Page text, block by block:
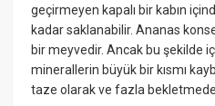
geçirmeyen kapalı bir kabın
kadar saklanabilir. Ananas
bir meyvedir. Ancak bu şekilde
minerallerin büyük bir kısmı
taze olarak ve fazla